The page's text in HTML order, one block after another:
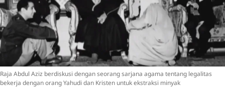
Raja Abdul Aziz berdiskusi dengan seorang sarjana agama tentang legalitas
bekerja dengan orang Yahudi dan Kristen untuk ekstraksi minyak